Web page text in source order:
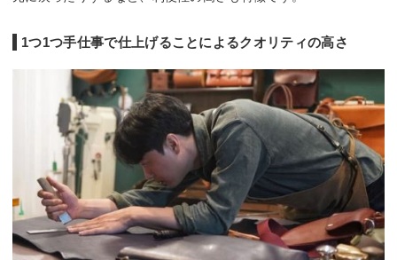
1つ1つ手仕事で仕上げることによるクオリティの高さ